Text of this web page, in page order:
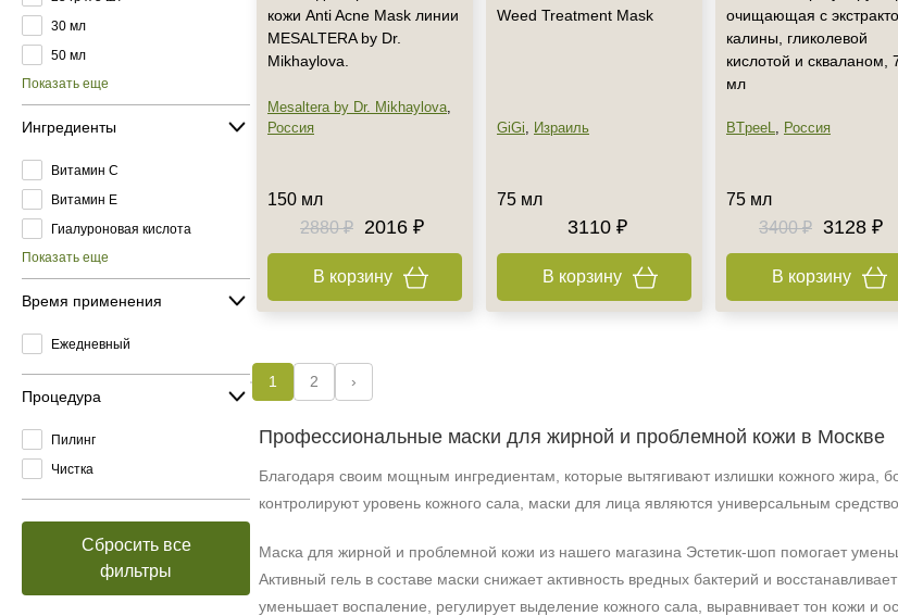
30 мл
50 мл
Показать еще
Ингредиенты
Витамин C
Витамин E
Гиалуроновая кислота
Показать еще
Время применения
Ежедневный
Процедура
Пилинг
Чистка
Сбросить все
фильтры
кожи Anti Acne Mask линии
MESALTERA by Dr.
Mikhaylova.
Mesaltera by Dr. Mikhaylova,
Россия
150 мл
2880 ₽
2016 ₽
В корзину
Weed Treatment Mask
GiGi, Израиль
75 мл
3110 ₽
В корзину
очищающая с
калины, гликолевой
кислотой и скваланом,
мл
BTpeeL, Россия
75 мл
3400 ₽
3128 ₽
В корзину
1 2 ›
Профессиональные маски для жирной и проблемной кожи в Москве
Благодаря своим мощным ингредиентам, которые вытягивают излишки кожного жира,
контролируют уровень кожного сала, маски для лица являются универсальным
Маска для жирной и проблемной кожи из нашего магазина Эстетик-шоп помогает
Активный гель в составе маски снижает активность вредных бактерий и
уменьшает воспаление, регулирует выделение кожного сала, выравнивает тон кожи и
+7 (929) 933-09-89